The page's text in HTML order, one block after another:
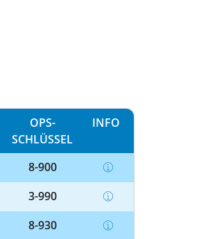
OPS-
SCHLÜSSEL
INFO
8-900
3-990
8-930